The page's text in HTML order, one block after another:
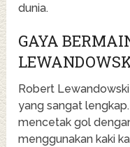
dunia.
GAYA
Robert
yang sangat
mencetak gol
menggunakan kaki